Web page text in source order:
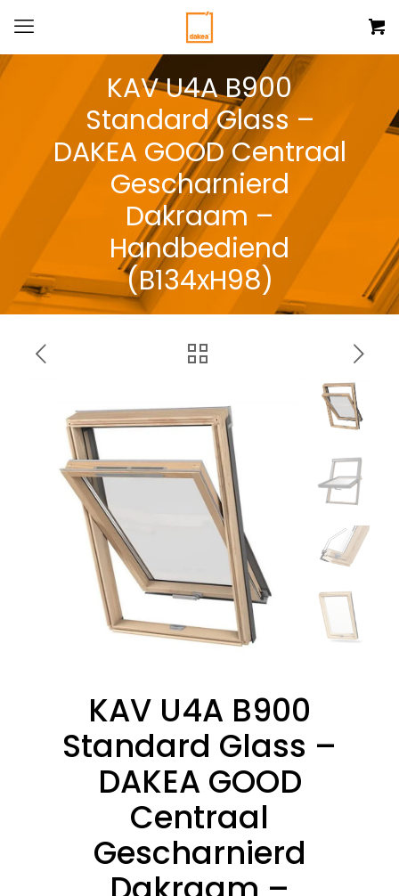
KAV U4A B900
Standard Glass –
DAKEA GOOD Centraal
Gescharnierd
Dakraam –
Handbediend
(B134xH98)
KAV U4A B900
Standard Glass –
DAKEA GOOD
Centraal
Gescharnierd